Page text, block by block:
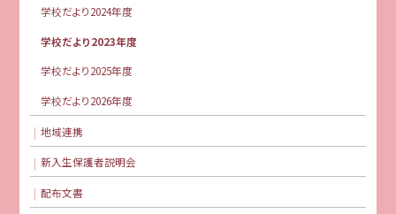
学校だより2024年度
学校だより2023年度
学校だより2025年度
学校だより2026年度
地域連携
新入生保護者説明会
配布文書